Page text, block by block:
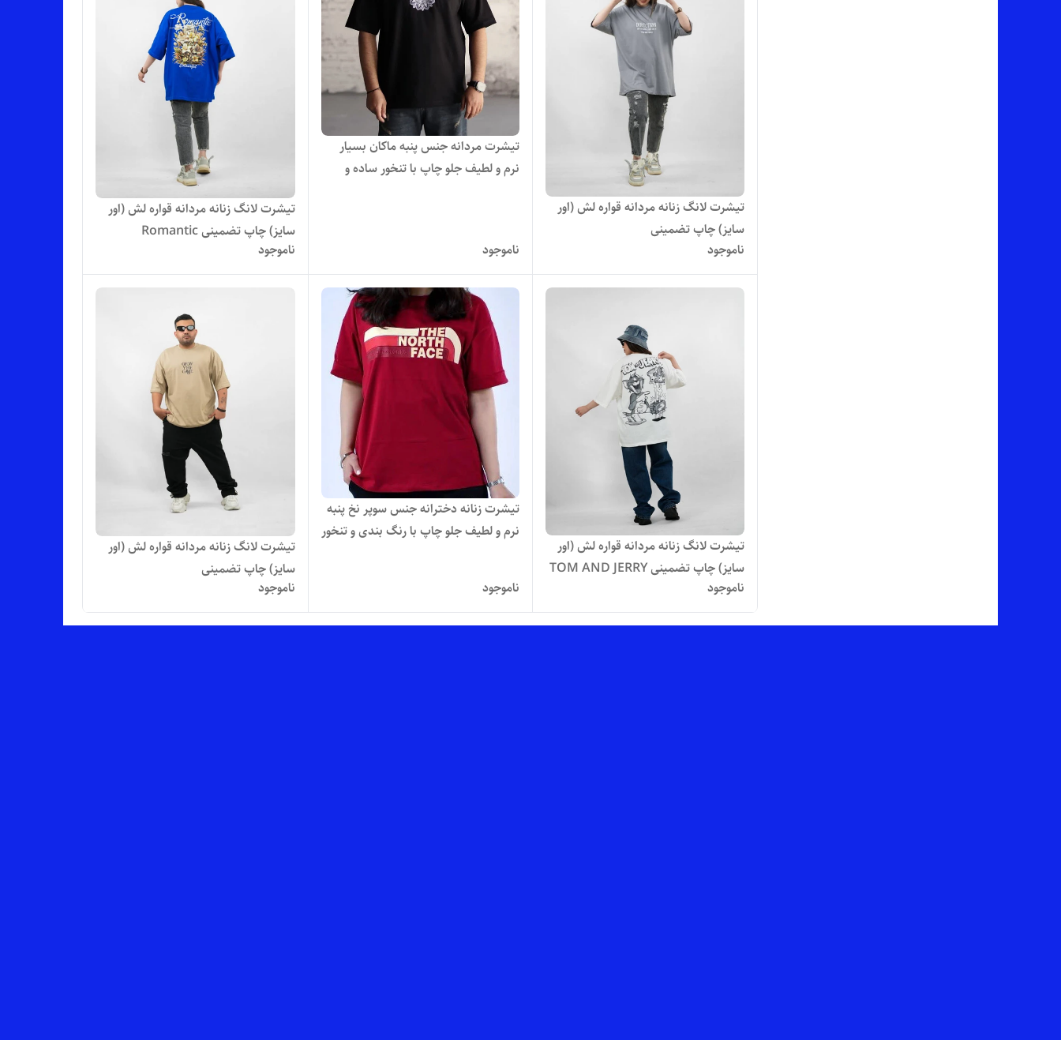
تیشرت لانگ زنانه مردانه قواره لش (اور
سایز) چاپ تضمینی
ناموجود
تیشرت مردانه جنس پنبه ماکان بسیار
نرم و لطیف جلو چاپ با تنخور ساده و
ناموجود
تیشرت لانگ زنانه مردانه قواره لش (اور
سایز) چاپ تضمینی Romantic
ناموجود
تیشرت لانگ زنانه مردانه قواره لش (اور
سایز) چاپ تضمینی TOM AND JERRY
ناموجود
تیشرت زنانه دخترانه جنس سوپر نخ پنبه
نرم و لطیف جلو چاپ با رنگ بندی و تنخور
ناموجود
تیشرت لانگ زنانه مردانه قواره لش (اور
سایز) چاپ تضمینی
ناموجود